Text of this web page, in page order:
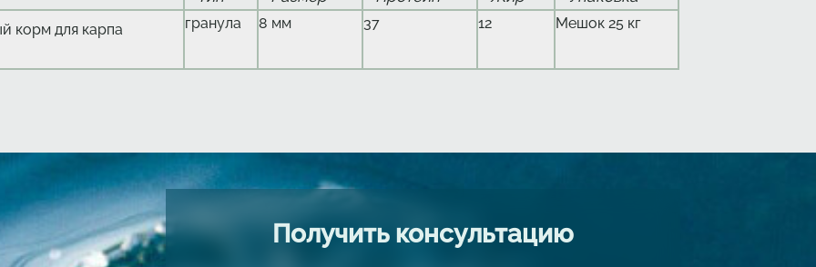
корм для карпа гранула 8 мм 37 12 Мешок 25 кг
Получить консультацию